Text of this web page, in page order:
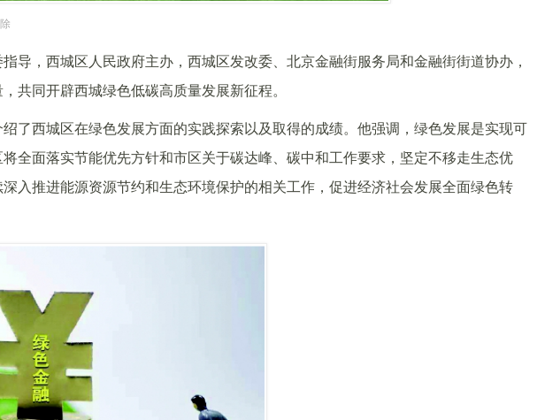
导，西城区人民政府主办，西城区发改委、北京金融街服务局和金融街街道协办，
共同开辟西城绿色低碳高质量发展新征程。
了西城区在绿色发展方面的实践探索以及取得的成绩。他强调，绿色发展是实现可
全面落实节能优先方针和市区关于碳达峰、碳中和工作要求，坚定不移走生态优
入推进能源资源节约和生态环境保护的相关工作，促进经济社会发展全面绿色转